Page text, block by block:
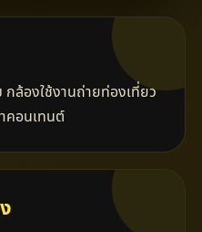
ล้องใช้งานถ่ายท่องเที่ยว
คอนเทนต์